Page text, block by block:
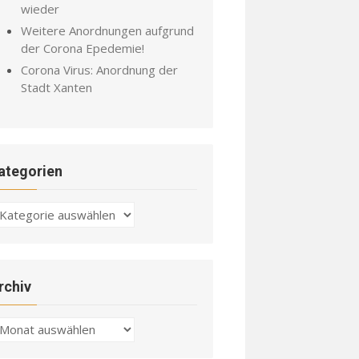
wieder
Weitere Anordnungen aufgrund
der Corona Epedemie!
Corona Virus: Anordnung der
Stadt Xanten